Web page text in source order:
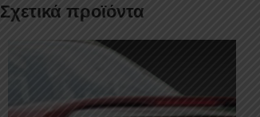
Σχετικά προϊόντα